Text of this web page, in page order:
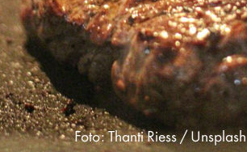
Foto: Thanti Riess / Unsplash